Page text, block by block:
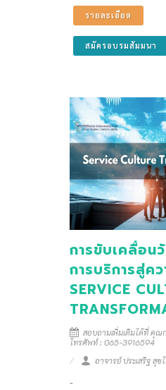
รายละเอียด
สมัครอบรมสัมมนา
การขับเคลื่อน
การบริการสู่ค
SERVICE
สอบถามเพิ่มเติมได้ที่ คุ
โทรศัพท์ : 065-3916594
อาจารย์ ประเสริฐ สุข
-